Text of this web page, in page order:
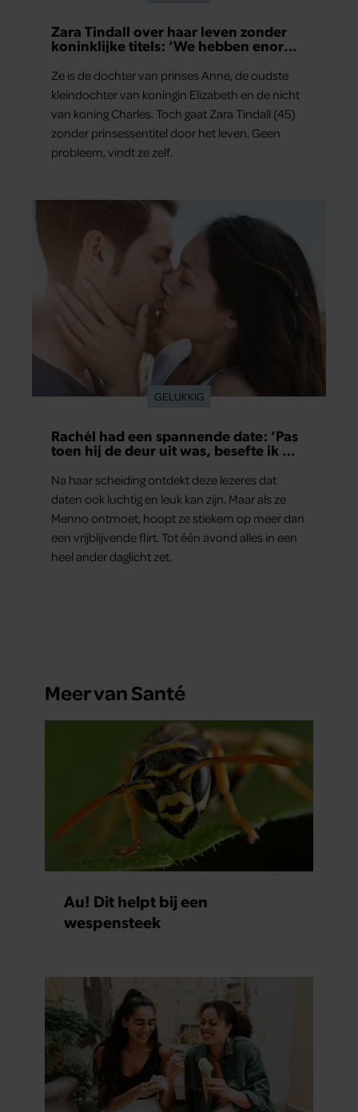
Zara Tindall over haar leven zonder
koninklijke titels: ‘We hebben enorm
Ze is de dochter van prinses Anne, de oudste
kleindochter van koningin Elizabeth en de nicht
van koning Charles. Toch gaat Zara Tindall (45)
zonder prinsessentitel door het leven. Geen
probleem, vindt ze zelf.
GELUKKIG
Rachél had een spannende date: ‘Pas
toen hij de deur uit was, besefte ik wat
Na haar scheiding ontdekt deze lezeres dat
daten ook luchtig en leuk kan zijn. Maar als ze
Menno ontmoet, hoopt ze stiekem op meer dan
een vrijblijvende flirt. Tot één avond alles in een
heel ander daglicht zet.
Meer van Santé
Au! Dit helpt bij een
wespensteek